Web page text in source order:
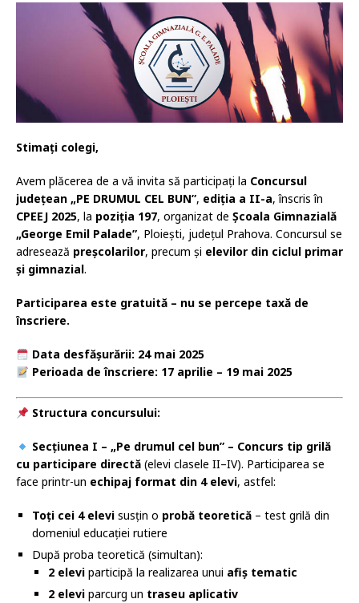
Stimați colegi,
Avem plăcerea de a vă invita să participați la Concursul
județean „PE DRUMUL CEL BUN”, ediția a II-a, înscris în
CPEEJ 2025, la poziția 197, organizat de Școala Gimnazială
„George Emil Palade”, Ploiești, județul Prahova. Concursul se
adresează preșcolarilor, precum și elevilor din ciclul primar
și gimnazial.
Participarea este gratuită – nu se percepe taxă de
înscriere.
Data desfășurării: 24 mai 2025
Perioada de înscriere: 17 aprilie – 19 mai 2025
Structura concursului:
Secțiunea I – „Pe drumul cel bun” – Concurs tip grilă
cu participare directă (elevi clasele II–IV). Participarea se
face printr-un echipaj format din 4 elevi, astfel:
Toți cei 4 elevi susțin o probă teoretică – test grilă din
domeniul educației rutiere
După proba teoretică (simultan):
2 elevi participă la realizarea unui afiș tematic
2 elevi parcurg un traseu aplicativ